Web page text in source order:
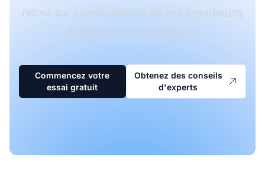
retour sur investissement de votre marketing
d'affiliation dès aujourd'hui.
Commencez votre
essai gratuit
Obtenez des conseils
d'experts